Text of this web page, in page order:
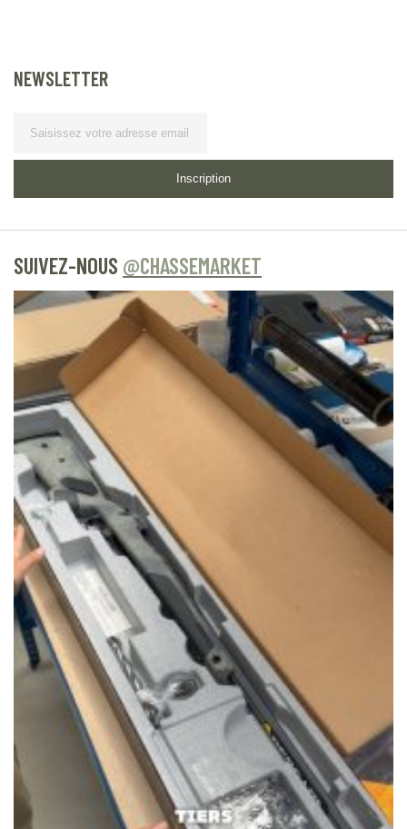
NEWSLETTER
Inscription
SUIVEZ-NOUS @CHASSEMARKET